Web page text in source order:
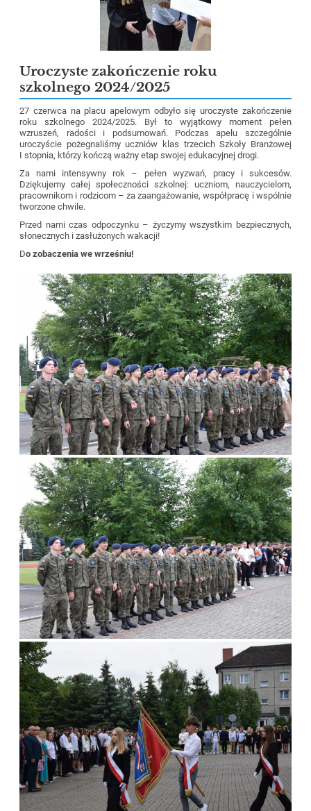
Uroczyste zakończenie roku
szkolnego 2024/2025
27 czerwca na placu apelowym odbyło się uroczyste zakończenie
roku szkolnego 2024/2025. Był to wyjątkowy moment pełen
wzruszeń, radości i podsumowań. Podczas apelu szczególnie
uroczyście pożegnaliśmy uczniów klas trzecich Szkoły Branżowej
I stopnia, którzy kończą ważny etap swojej edukacyjnej drogi.
Za nami intensywny rok – pełen wyzwań, pracy i sukcesów.
Dziękujemy całej społeczności szkolnej: uczniom, nauczycielom,
pracownikom i rodzicom – za zaangażowanie, współpracę i wspólnie
tworzone chwile.
Przed nami czas odpoczynku – życzymy wszystkim bezpiecznych,
słonecznych i zasłużonych wakacji!
Do zobaczenia we wrześniu!